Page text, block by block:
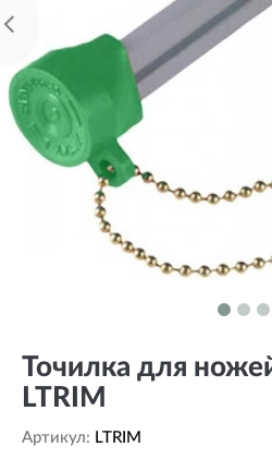
Точилка для
LTRIM
Артикул: LTRIM